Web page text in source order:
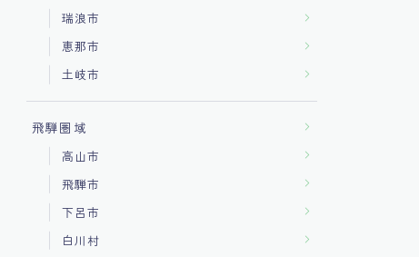
瑞浪市
恵那市
土岐市
飛騨圏域
高山市
飛騨市
下呂市
白川村